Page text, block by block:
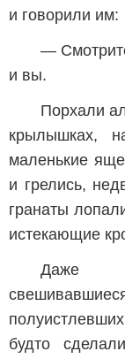
и говорили им:
—
и вы.
Порхали
крылышках,
маленькие
и грелись,
гранаты
истекающие
Даже
будто